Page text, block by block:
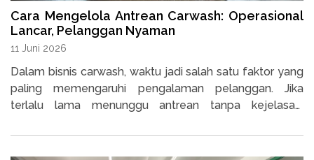
Cara Mengelola Antrean Carwash: Operasional
Lancar, Pelanggan Nyaman
11 Juni 2026
Dalam bisnis carwash, waktu jadi salah satu faktor yang
paling memengaruhi pengalaman pelanggan. Jika
terlalu lama menunggu antrean tanpa kejelasan,